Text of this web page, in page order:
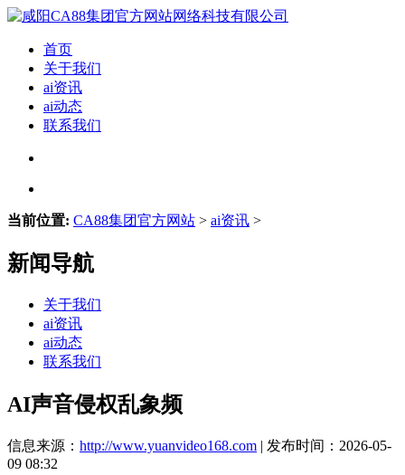
首页
关于我们
ai资讯
ai动态
联系我们
当前位置: CA88集团官方网站 > ai资讯 >
新闻导航
关于我们
ai资讯
ai动态
联系我们
AI声音侵权乱象频
信息来源： http://www.yuanvideo168.com | 发布时间：2026-05-
09 08:32